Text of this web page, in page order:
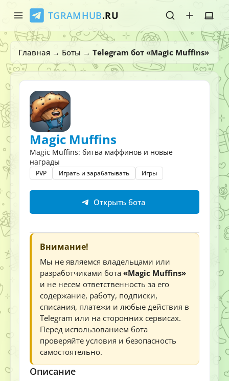
TGRAMHUB.RU
Главная
Стикеры
Эмодзи
Главная → Боты → Telegram бот «Magic Muffins»
Magic Muffins
Magic Muffins: битва маффинов и новые
награды
PVP Играть и зарабатывать Игры
Открыть бота
Внимание!
Мы не являемся владельцами или
разработчиками бота «Magic Muffins»
и не несем ответственность за его
содержание, работу, подписки,
списания, платежи и любые действия в
Telegram или на сторонних сервисах.
Перед использованием бота
проверяйте условия и безопасность
самостоятельно.
Описание